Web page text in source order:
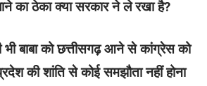
का ठेका क्या सरकार ने ले रखा है?
भी बाबा को छत्तीसगढ़ आने से कांग्रेस को
की शांति से कोई समझौता नहीं होना